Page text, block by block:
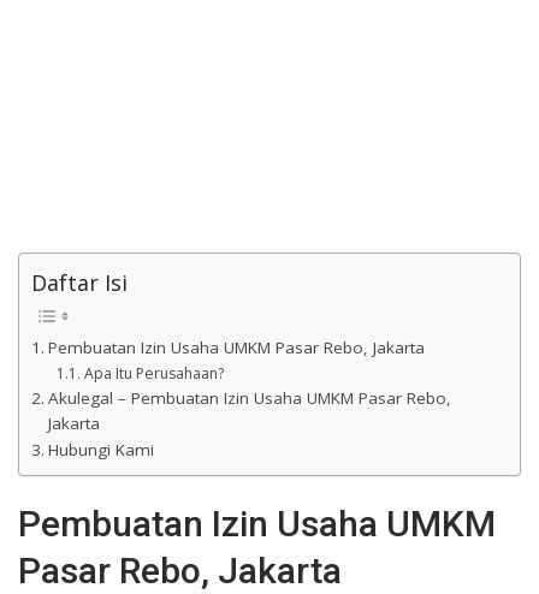
Daftar Isi
Pembuatan Izin Usaha UMKM Pasar Rebo, Jakarta
Apa Itu Perusahaan?
Akulegal – Pembuatan Izin Usaha UMKM Pasar Rebo,
Jakarta
Hubungi Kami
Pembuatan Izin Usaha UMKM
Pasar Rebo, Jakarta